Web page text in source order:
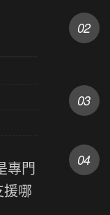
專門
哪